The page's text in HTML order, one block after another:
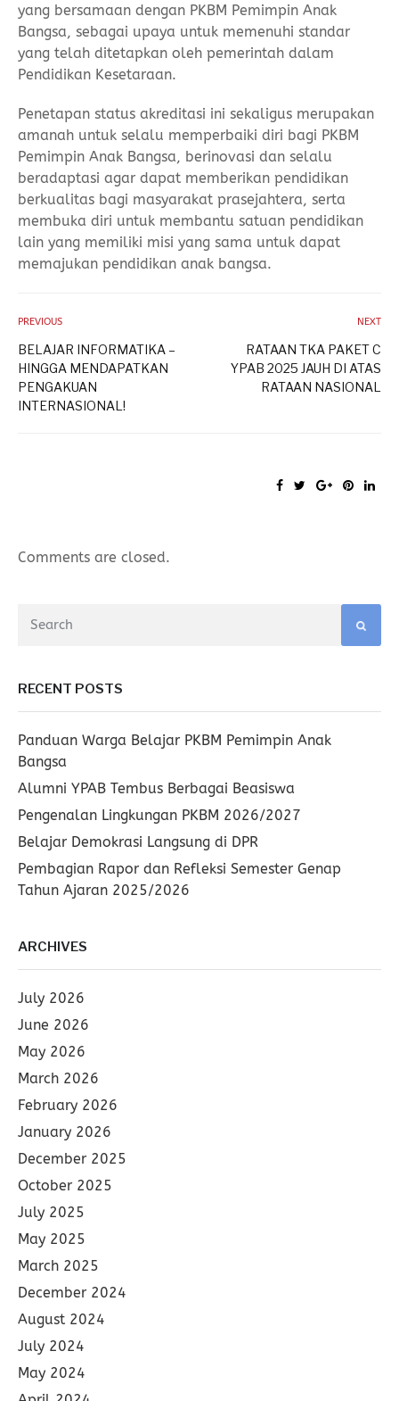
yang bersamaan dengan PKBM Pemimpin Anak
Bangsa, sebagai upaya untuk memenuhi standar
yang telah ditetapkan oleh pemerintah dalam
Pendidikan Kesetaraan.
Penetapan status akreditasi ini sekaligus merupakan
amanah untuk selalu memperbaiki diri bagi PKBM
Pemimpin Anak Bangsa, berinovasi dan selalu
beradaptasi agar dapat memberikan pendidikan
berkualitas bagi masyarakat prasejahtera, serta
membuka diri untuk membantu satuan pendidikan
lain yang memiliki misi yang sama untuk dapat
memajukan pendidikan anak bangsa.
PREVIOUS
BELAJAR INFORMATIKA –
HINGGA MENDAPATKAN
PENGAKUAN
INTERNASIONAL!
NEXT
RATAAN TKA PAKET C
YPAB 2025 JAUH DI ATAS
RATAAN NASIONAL
Comments are closed.
RECENT POSTS
Panduan Warga Belajar PKBM Pemimpin Anak
Bangsa
Alumni YPAB Tembus Berbagai Beasiswa
Pengenalan Lingkungan PKBM 2026/2027
Belajar Demokrasi Langsung di DPR
Pembagian Rapor dan Refleksi Semester Genap
Tahun Ajaran 2025/2026
ARCHIVES
July 2026
June 2026
May 2026
March 2026
February 2026
January 2026
December 2025
October 2025
July 2025
May 2025
March 2025
December 2024
August 2024
July 2024
May 2024